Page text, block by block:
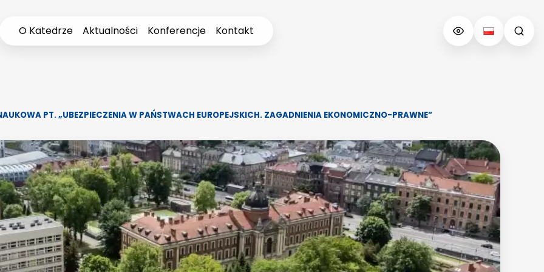
O Katedrze Aktualności Konferencje Kontakt
PT. „UBEZPIECZENIA W PAŃSTWACH EUROPEJSKICH. ZAGADNIENIA EKONOMICZNO-PRAWNE”